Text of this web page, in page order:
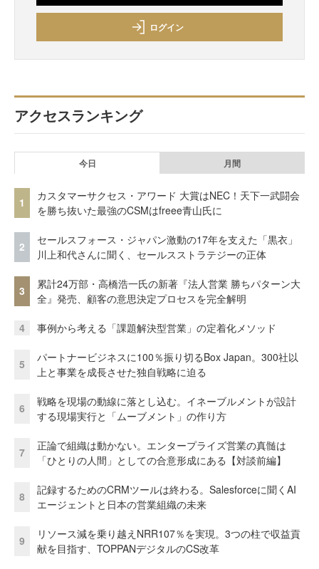
ログイン
アクセスランキング
今日 月間
1
カスタマーサクセス・アワード 大賞はNEC！天下一武闘会
を勝ち抜いた最強のCSMはfreee青山氏に
2
セールスフォース・ジャパン激動の17年を支えた「黒衣」
川上和代さんに聞く、セールスストラテジーの正体
3
累計24万部・高橋浩一氏の新著『法人営業 勝ちパターン大
全』発売、顧客の意思決定プロセスを完全解明
4 事例から考える「課題解決型営業」の定着化メソッド
5
パートナービジネスに100％振り切るBox Japan。300社以
上と事業を成長させた独自戦略に迫る
6
戦略を現場の動線に落とし込む。イネーブルメントが設計
する現場実行と「ムーブメント」の作り方
7
正論で組織は動かない。エンタープライズ営業の真髄は
「ひとりの人間」としての合意形成にある【対談前編】
8
記録するためのCRMツールは終わる。Salesforceに聞くAI
エージェントと日本の営業組織の未来
9
リソース減を乗り越えNRR107％を実現。3つの柱で収益貢
献を目指す、TOPPANデジタルのCS改革